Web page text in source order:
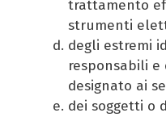
trattamento
strumenti
degli estremi
responsabili
designato ai
dei soggetti o